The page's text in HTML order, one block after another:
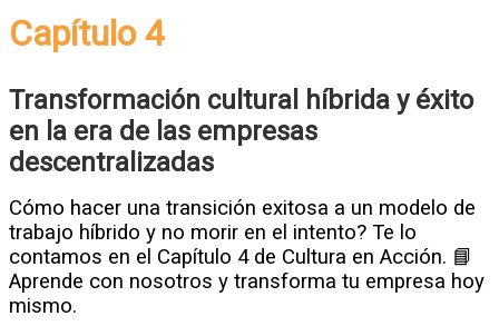
Capítulo 4
Transformación cultural híbrida y éxito
en la era de las empresas
descentralizadas
Cómo hacer una transición exitosa a un modelo de
trabajo híbrido y no morir en el intento? Te lo
contamos en el Capítulo 4 de Cultura en Acción. 📘
Aprende con nosotros y transforma tu empresa hoy
mismo.